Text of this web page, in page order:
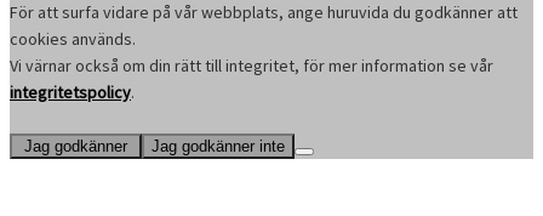
För att surfa vidare på vår webbplats, ange huruvida du godkänner att
cookies används.
Vi värnar också om din rätt till integritet, för mer information se vår
integritetspolicy.
Jag godkänner Jag godkänner inte